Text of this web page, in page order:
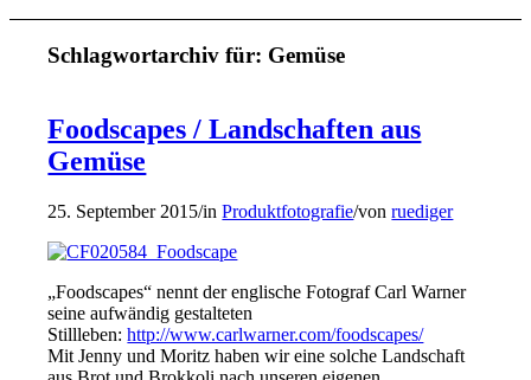
Schlagwortarchiv für: Gemüse
Foodscapes / Landschaften aus
Gemüse
25. September 2015/inProduktfotografie/vonruediger
„Foodscapes“ nennt der englische Fotograf Carl Warner
seine aufwändig gestalteten
Stillleben:http://www.carlwarner.com/foodscapes/
Mit Jenny und Moritz haben wir eine solche Landschaft